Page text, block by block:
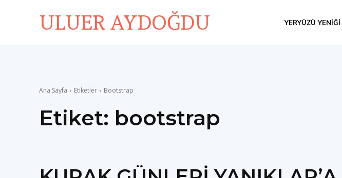
ULUER AYDOĞDU YERYÜZÜ YENIĞI
Ana Sayfa Etiketler Bootstrap
Etiket: bootstrap